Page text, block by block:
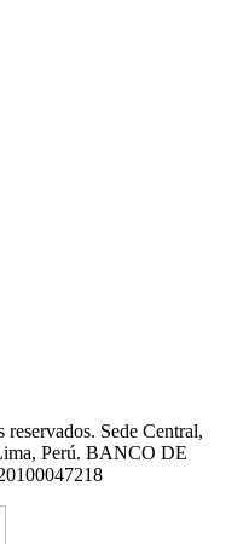
Sede Central,
Perú. BANCO DE